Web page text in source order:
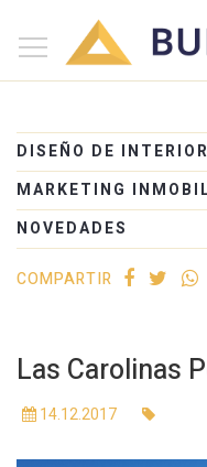
DISEÑO DE
MARKETING
NOVEDADES
COMPARTIR
Las Carolinas
14.12.2017